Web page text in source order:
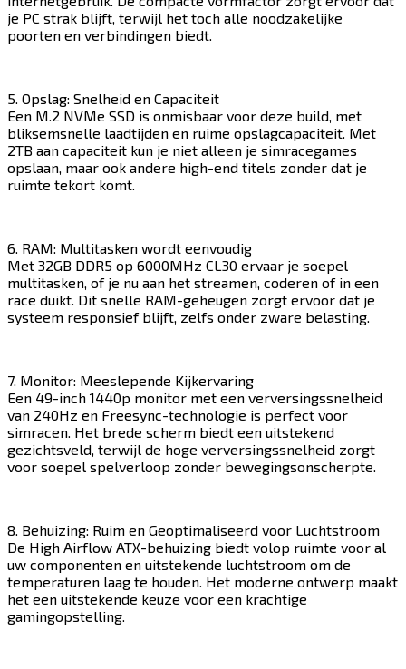
je PC strak blijft, terwijl het toch alle noodzakelijke
poorten en verbindingen biedt.​​​​‌ ‍ ​‍​‍‌‍ ‌ ​‍‌‍‍‌‌‍‌ ‌‍‍‌‌‍ ‍​‍​‍​ ‍‍​‍​‍‌ ​ ‌‍​‌‌‍ ‍‌‍‍‌‌ ‌​‌ ‍‌​‍ ‍‌‍‍‌‌‍ ​‍​‍​‍ ​​‍​‍‌‍‍​‌ ​‍‌‍‌‌‌‍‌‍​‍​‍​ ‍‍​‍​‍​‍ ‌‍​‌‌‍‌​‌‍ ‌‌‍‍‌‌‍ ‍​‍ ‌‍‍‌‌‍ ‍‌ ‌​‌‍‌‌‌‍ ‍‌ ‌​​‍ ‌‍‌‌‌‍‌​‌‍‍‌‌ ‌​​‍ ‌‍ ‌‌‍ ‌‍‌​‌‍‌‌​ ‌‌ ​​‌ ​‍‌‍‌‌‌ ​ ‌‍‌‌‌‍ ‍‌ ‌​‌‍​‌‌ ‌​‌‍‍‌‌‍ ‌‍ ‍​ ‍ ‌‍‍‌‌‍‌​​ ‌​ ‌​​ ​​​ ​‍​ ‍​‌‍​ ​ ‌‍​ ‌‍‌‍​‍​‍ ‌‌‍​‌​ ‌‌​ ‌ ‌‍‌‌​‍ ‌​ ‌​​ ‌‍​ ‌‍​ ​‌​‍ ‌​ ‍​‌‍​‍​ ‍‌​ ‍​​‍ ‌‌‍​‍​ ‍​​ ‍​‌‍‌‍​ ​ ​ ​​​ ​​​ ‍​​ ‌​​ ​​‌‍​ ​ ‍​​ ‍ ‌ ‌​‌ ‍‌‌ ​​‌‍‌‌​ ‌‌‍​‍‌ ‌‌‌‍‍‌‌‍ ​‌‍‌​​ ‍ ‌ ​​‌‍​‌‌ ‌​‌‍‍​​ ‌‌‍‍‌​ ​‌​ ‍​‌‍ ‍‌‌ ‌‍ ​‌‍ ‌‍ ‍‌‍‌ ‌‌ ‌‍‌​‌‍‌‌‌ ​ ‌‍​ ​‍‌‌​ ‌‌‌​​‍‌‌ ‌‍‍ ‌‍‌‌‌ ‍‌​‍‌‌​ ​ ‌​‌​​‍‌‌​ ​ ‌​‌​​‍‌‌​ ​‍​ ​‍‌‍ ‍‌‍ ​​‍‌‌​ ​‍​ ​‍​‍‌‌​ ‌‌‌​‌​​‍ ‍‌ ‌‍‌‍​‌‌‍ ​‌ ‌‌‌‍‌‌​‍‌‌​ ‌‌‌​​‍‌‌ ‌‍‍ ‌‍‌‌‌ ‍‌​‍‌‌​ ​ ‌​‌​​‍‌‌​ ​ ‌​‌​​‍‌‌​ ​‍​ ​‍‌‍‌‍​ ​‍‌‍​‌‌‍‌‍​ ‌ ​ ​‌‌‍‌​​ ​ ​ ‌‌‌‍​‌​ ‍‌​ ‍‌​‍‌‌​ ​‍​ ​‍​‍‌‌​ ‌‌‌​‌​​‍ ‍‌‍​ ‌‍‍​‌‍‍‌‌‍ ​‌‍‌​‌ ​‍‌‍‌‌‌‍ ‍​‍‌‌​ ‌‌‌​​‍‌‌ ‌‍‍ ‌‍‌‌‌ ‍‌​‍‌‌​ ​ ‌​‌​​‍‌‌​ ​ ‌​‌​​‍‌‌​ ​‍​ ​‍​ ​​​ ‌‌​ ‌​​ ​‌​ ‌‍‌‍‌‍​ ​‍‌‍‌‍‌‍​‍​ ​‌​ ‌ ‌‍‌​​‍‌‌​ ​‍​ ​‍​‍‌‌​ ‌‌‌​‌​​‍ ‍‌ ‌​‌‍‌‌‌ ‍​‌ ‌​​ ‌‍​‍‌‍​‌‌ ​ ‌‍‌‌‌‌‌‌‌ ​‍‌‍ ​​ ‌​‍‌‌​ ​‍‌​‌‍‌‍​‌‌‍‌​‌‍ ‌‌‍‍‌‌‍ ‍​‍‌‍‌‍‍‌‌‍‌​​ ‌​ ‌​​ ​​​ ​‍​ ‍​‌‍​ ​ ‌‍​ ‌‍‌‍​‍​‍ ‌‌‍​‌​ ‌‌​ ‌ ‌‍‌‌​‍ ‌​ ‌​​ ‌‍​ ‌‍​ ​‌​‍ ‌​ ‍​‌‍​‍​ ‍‌​ ‍​​‍ ‌‌‍​‍​ ‍​​ ‍​‌‍‌‍​ ​ ​ ​​​ ​​​ ‍​​ ‌​​ ​​‌‍​ ​ ‍​​‍‌‍‌ ‌​‌ ‍‌‌ ​​‌‍‌‌​ ‌‌‍​‍‌ ‌‌‌‍‍‌‌‍ ​‌‍‌​​‍‌‍‌ ​​‌‍​‌‌ ‌​‌‍‍​​ ‌‌‍‍‌​ ​‌​ ‍​‌‍ ‍‌‌ ‌‍ ​‌‍ ‌‍ ‍‌‍‌ ‌‌ ‌‍‌​‌‍‌‌‌ ​ ‌‍​ ​‍‌‌​ ‌‌‌​​‍‌‌ ‌‍‍ ‌‍‌‌‌ ‍‌​‍‌‌​ ​ ‌​‌​​‍‌‌​ ​ ‌​‌​​‍‌‌​ ​‍​ ​‍‌‍ ‍‌‍ ​​‍‌‌​ ​‍​ ​‍​‍‌‌​ ‌‌‌​‌​​‍ ‍‌ ‌‍‌‍​‌‌‍ ​‌ ‌‌‌‍‌‌​‍‌‌​ ‌‌‌​​‍‌‌ ‌‍‍ ‌‍‌‌‌ ‍‌​‍‌‌​ ​ ‌​‌​​‍‌‌​ ​ ‌​‌​​‍‌‌​ ​‍​ ​‍‌‍‌‍​ ​‍‌‍​‌‌‍‌‍​ ‌ ​ ​‌‌‍‌​​ ​ ​ ‌‌‌‍​‌​ ‍‌​ ‍‌​‍‌‌​ ​‍​ ​‍​‍‌‌​ ‌‌‌​‌​​‍ ‍‌‍​ ‌‍‍​‌‍‍‌‌‍ ​‌‍‌​‌ ​‍‌‍‌‌‌‍ ‍​‍‌‌​ ‌‌‌​​‍‌‌ ‌‍‍ ‌‍‌‌‌ ‍‌​‍‌‌​ ​ ‌​‌​​‍‌‌​ ​ ‌​‌​​‍‌‌​ ​‍​ ​‍​ ​​​ ‌‌​ ‌​​ ​‌​ ‌‍‌‍‌‍​ ​‍‌‍‌‍‌‍​‍​ ​‌​ ‌ ‌‍‌​​‍‌‌​ ​‍​ ​‍​‍‌‌​ ‌‌‌​‌​​‍ ‍‌ ‌​‌‍‌‌‌ ‍​‌ ‌​​‍‌‍‌ ​​‌‍‌‌‌ ​‍‌ ​ ‌ ​​‌‍‌‌‌‍​ ‌ ‌​‌‍‍‌‌ ‌‍‌‍‌‌​ ‌‌ ​​‌ ‌‌‌‍​‍‌‍ ​‌‍‍‌‌ ​ ‌‍‍​‌‍‌‌‌‍‌​​‍​‍‌ ‌
5. Opslag: Snelheid en Capaciteit
Een M.2 NVMe SSD is onmisbaar voor deze build, met
bliksemsnelle laadtijden en ruime opslagcapaciteit. Met
2TB aan capaciteit kun je niet alleen je simracegames
opslaan, maar ook andere high-end titels zonder dat je
ruimte tekort komt.​​​​‌ ‍ ​‍​‍‌‍ ‌ ​‍‌‍‍‌‌‍‌ ‌‍‍‌‌‍ ‍​‍​‍​ ‍‍​‍​‍‌ ​ ‌‍​‌‌‍ ‍‌‍‍‌‌ ‌​‌ ‍‌​‍ ‍‌‍‍‌‌‍ ​‍​‍​‍ ​​‍​‍‌‍‍​‌ ​‍‌‍‌‌‌‍‌‍​‍​‍​ ‍‍​‍​‍​‍ ‌‍​‌‌‍‌​‌‍ ‌‌‍‍‌‌‍ ‍​‍ ‌‍‍‌‌‍ ‍‌ ‌​‌‍‌‌‌‍ ‍‌ ‌​​‍ ‌‍‌‌‌‍‌​‌‍‍‌‌ ‌​​‍ ‌‍ ‌‌‍ ‌‍‌​‌‍‌‌​ ‌‌ ​​‌ ​‍‌‍‌‌‌ ​ ‌‍‌‌‌‍ ‍‌ ‌​‌‍​‌‌ ‌​‌‍‍‌‌‍ ‌‍ ‍​ ‍ ‌‍‍‌‌‍‌​​ ‌​ ‌​​ ​​​ ​‍​ ‍​‌‍​ ​ ‌‍​ ‌‍‌‍​‍​‍ ‌‌‍​‌​ ‌‌​ ‌ ‌‍‌‌​‍ ‌​ ‌​​ ‌‍​ ‌‍​ ​‌​‍ ‌​ ‍​‌‍​‍​ ‍‌​ ‍​​‍ ‌‌‍​‍​ ‍​​ ‍​‌‍‌‍​ ​ ​ ​​​ ​​​ ‍​​ ‌​​ ​​‌‍​ ​ ‍​​ ‍ ‌ ‌​‌ ‍‌‌ ​​‌‍‌‌​ ‌‌‍​‍‌ ‌‌‌‍‍‌‌‍ ​‌‍‌​​ ‍ ‌ ​​‌‍​‌‌ ‌​‌‍‍​​ ‌‌‍‍‌​ ​‌​ ‍​‌‍ ‍‌‌ ‌‍ ​‌‍ ‌‍ ‍‌‍‌ ‌‌ ‌‍‌​‌‍‌‌‌ ​ ‌‍​ ​‍‌‌​ ‌‌‌​​‍‌‌ ‌‍‍ ‌‍‌‌‌ ‍‌​‍‌‌​ ​ ‌​‌​​‍‌‌​ ​ ‌​‌​​‍‌‌​ ​‍​ ​‍‌‍ ‍‌‍ ​​‍‌‌​ ​‍​ ​‍​‍‌‌​ ‌‌‌​‌​​‍ ‍‌ ‌‍‌‍​‌‌‍ ​‌ ‌‌‌‍‌‌​‍‌‌​ ‌‌‌​​‍‌‌ ‌‍‍ ‌‍‌‌‌ ‍‌​‍‌‌​ ​ ‌​‌​​‍‌‌​ ​ ‌​‌​​‍‌‌​ ​‍​ ​‍​ ​‌‌‍‌‌​ ​​​ ‍​‌‍​ ‌‍‌‌​ ​​​ ‍​​ ​‍​ ‌ ​ ​‍​ ‌‍​‍‌‌​ ​‍​ ​‍​‍‌‌​ ‌‌‌​‌​​‍ ‍‌‍​ ‌‍‍​‌‍‍‌‌‍ ​‌‍‌​‌ ​‍‌‍‌‌‌‍ ‍​‍‌‌​ ‌‌‌​​‍‌‌ ‌‍‍ ‌‍‌‌‌ ‍‌​‍‌‌​ ​ ‌​‌​​‍‌‌​ ​ ‌​‌​​‍‌‌​ ​‍​ ​‍‌‍‌​‌‍​‍​ ‌‍​ ​‍‌‍‌‍​ ​‌‌‍‌‌​ ‌‍​ ​‌​ ‌​​ ‍​‌‍​‌​‍‌‌​ ​‍​ ​‍​‍‌‌​ ‌‌‌​‌​​‍ ‍‌ ‌​‌‍‌‌‌ ‍​‌ ‌​​ ‌‍​‍‌‍​‌‌ ​ ‌‍‌‌‌‌‌‌‌ ​‍‌‍ ​​ ‌​‍‌‌​ ​‍‌​‌‍‌‍​‌‌‍‌​‌‍ ‌‌‍‍‌‌‍ ‍​‍‌‍‌‍‍‌‌‍‌​​ ‌​ ‌​​ ​​​ ​‍​ ‍​‌‍​ ​ ‌‍​ ‌‍‌‍​‍​‍ ‌‌‍​‌​ ‌‌​ ‌ ‌‍‌‌​‍ ‌​ ‌​​ ‌‍​ ‌‍​ ​‌​‍ ‌​ ‍​‌‍​‍​ ‍‌​ ‍​​‍ ‌‌‍​‍​ ‍​​ ‍​‌‍‌‍​ ​ ​ ​​​ ​​​ ‍​​ ‌​​ ​​‌‍​ ​ ‍​​‍‌‍‌ ‌​‌ ‍‌‌ ​​‌‍‌‌​ ‌‌‍​‍‌ ‌‌‌‍‍‌‌‍ ​‌‍‌​​‍‌‍‌ ​​‌‍​‌‌ ‌​‌‍‍​​ ‌‌‍‍‌​ ​‌​ ‍​‌‍ ‍‌‌ ‌‍ ​‌‍ ‌‍ ‍‌‍‌ ‌‌ ‌‍‌​‌‍‌‌‌ ​ ‌‍​ ​‍‌‌​ ‌‌‌​​‍‌‌ ‌‍‍ ‌‍‌‌‌ ‍‌​‍‌‌​ ​ ‌​‌​​‍‌‌​ ​ ‌​‌​​‍‌‌​ ​‍​ ​‍‌‍ ‍‌‍ ​​‍‌‌​ ​‍​ ​‍​‍‌‌​ ‌‌‌​‌​​‍ ‍‌ ‌‍‌‍​‌‌‍ ​‌ ‌‌‌‍‌‌​‍‌‌​ ‌‌‌​​‍‌‌ ‌‍‍ ‌‍‌‌‌ ‍‌​‍‌‌​ ​ ‌​‌​​‍‌‌​ ​ ‌​‌​​‍‌‌​ ​‍​ ​‍​ ​‌‌‍‌‌​ ​​​ ‍​‌‍​ ‌‍‌‌​ ​​​ ‍​​ ​‍​ ‌ ​ ​‍​ ‌‍​‍‌‌​ ​‍​ ​‍​‍‌‌​ ‌‌‌​‌​​‍ ‍‌‍​ ‌‍‍​‌‍‍‌‌‍ ​‌‍‌​‌ ​‍‌‍‌‌‌‍ ‍​‍‌‌​ ‌‌‌​​‍‌‌ ‌‍‍ ‌‍‌‌‌ ‍‌​‍‌‌​ ​ ‌​‌​​‍‌‌​ ​ ‌​‌​​‍‌‌​ ​‍​ ​‍‌‍‌​‌‍​‍​ ‌‍​ ​‍‌‍‌‍​ ​‌‌‍‌‌​ ‌‍​ ​‌​ ‌​​ ‍​‌‍​‌​‍‌‌​ ​‍​ ​‍​‍‌‌​ ‌‌‌​‌​​‍ ‍‌ ‌​‌‍‌‌‌ ‍​‌ ‌​​‍‌‍‌ ​​‌‍‌‌‌ ​‍‌ ​ ‌ ​​‌‍‌‌‌‍​ ‌ ‌​‌‍‍‌‌ ‌‍‌‍‌‌​ ‌‌ ​​‌ ‌‌‌‍​‍‌‍ ​‌‍‍‌‌ ​ ‌‍‍​‌‍‌‌‌‍‌​​‍​‍‌ ‌
6. RAM: Multitasken wordt eenvoudig
Met 32GB DDR5 op 6000MHz CL30 ervaar je soepel
multitasken, of je nu aan het streamen, coderen of in een
race duikt. Dit snelle RAM-geheugen zorgt ervoor dat je
systeem responsief blijft, zelfs onder zware belasting.​​​​‌ ‍ ​‍​‍‌‍ ‌ ​‍‌‍‍‌‌‍‌ ‌‍‍‌‌‍ ‍​‍​‍​ ‍‍​‍​‍‌ ​ ‌‍​‌‌‍ ‍‌‍‍‌‌ ‌​‌ ‍‌​‍ ‍‌‍‍‌‌‍ ​‍​‍​‍ ​​‍​‍‌‍‍​‌ ​‍‌‍‌‌‌‍‌‍​‍​‍​ ‍‍​‍​‍​‍ ‌‍​‌‌‍‌​‌‍ ‌‌‍‍‌‌‍ ‍​‍ ‌‍‍‌‌‍ ‍‌ ‌​‌‍‌‌‌‍ ‍‌ ‌​​‍ ‌‍‌‌‌‍‌​‌‍‍‌‌ ‌​​‍ ‌‍ ‌‌‍ ‌‍‌​‌‍‌‌​ ‌‌ ​​‌ ​‍‌‍‌‌‌ ​ ‌‍‌‌‌‍ ‍‌ ‌​‌‍​‌‌ ‌​‌‍‍‌‌‍ ‌‍ ‍​ ‍ ‌‍‍‌‌‍‌​​ ‌​ ‌​​ ​​​ ​‍​ ‍​‌‍​ ​ ‌‍​ ‌‍‌‍​‍​‍ ‌‌‍​‌​ ‌‌​ ‌ ‌‍‌‌​‍ ‌​ ‌​​ ‌‍​ ‌‍​ ​‌​‍ ‌​ ‍​‌‍​‍​ ‍‌​ ‍​​‍ ‌‌‍​‍​ ‍​​ ‍​‌‍‌‍​ ​ ​ ​​​ ​​​ ‍​​ ‌​​ ​​‌‍​ ​ ‍​​ ‍ ‌ ‌​‌ ‍‌‌ ​​‌‍‌‌​ ‌‌‍​‍‌ ‌‌‌‍‍‌‌‍ ​‌‍‌​​ ‍ ‌ ​​‌‍​‌‌ ‌​‌‍‍​​ ‌‌‍‍‌​ ​‌​ ‍​‌‍ ‍‌‌ ‌‍ ​‌‍ ‌‍ ‍‌‍‌ ‌‌ ‌‍‌​‌‍‌‌‌ ​ ‌‍​ ​‍‌‌​ ‌‌‌​​‍‌‌ ‌‍‍ ‌‍‌‌‌ ‍‌​‍‌‌​ ​ ‌​‌​​‍‌‌​ ​ ‌​‌​​‍‌‌​ ​‍​ ​‍‌‍ ‍‌‍ ​​‍‌‌​ ​‍​ ​‍​‍‌‌​ ‌‌‌​‌​​‍ ‍‌ ‌‍‌‍​‌‌‍ ​‌ ‌‌‌‍‌‌​‍‌‌​ ‌‌‌​​‍‌‌ ‌‍‍ ‌‍‌‌‌ ‍‌​‍‌‌​ ​ ‌​‌​​‍‌‌​ ​ ‌​‌​​‍‌‌​ ​‍​ ​‍‌‍​‍‌‍‌‍‌‍​‌​ ‍​​ ‍​‌‍​ ‌‍​ ‌‍‌​​ ‌ ​ ​‌​ ‌‌‌‍​ ​‍‌‌​ ​‍​ ​‍​‍‌‌​ ‌‌‌​‌​​‍ ‍‌‍​ ‌‍‍​‌‍‍‌‌‍ ​‌‍‌​‌ ​‍‌‍‌‌‌‍ ‍​‍‌‌​ ‌‌‌​​‍‌‌ ‌‍‍ ‌‍‌‌‌ ‍‌​‍‌‌​ ​ ‌​‌​​‍‌‌​ ​ ‌​‌​​‍‌‌​ ​‍​ ​‍‌‍​ ​ ​ ​ ​‍‌‍‌‌​ ‌‌‌‍​‌​ ‌‍‌‍‌‌‌‍‌‌​ ​​​ ‍‌​ ‌​​‍‌‌​ ​‍​ ​‍​‍‌‌​ ‌‌‌​‌​​‍ ‍‌ ‌​‌‍‌‌‌ ‍​‌ ‌​​ ‌‍​‍‌‍​‌‌ ​ ‌‍‌‌‌‌‌‌‌ ​‍‌‍ ​​ ‌​‍‌‌​ ​‍‌​‌‍‌‍​‌‌‍‌​‌‍ ‌‌‍‍‌‌‍ ‍​‍‌‍‌‍‍‌‌‍‌​​ ‌​ ‌​​ ​​​ ​‍​ ‍​‌‍​ ​ ‌‍​ ‌‍‌‍​‍​‍ ‌‌‍​‌​ ‌‌​ ‌ ‌‍‌‌​‍ ‌​ ‌​​ ‌‍​ ‌‍​ ​‌​‍ ‌​ ‍​‌‍​‍​ ‍‌​ ‍​​‍ ‌‌‍​‍​ ‍​​ ‍​‌‍‌‍​ ​ ​ ​​​ ​​​ ‍​​ ‌​​ ​​‌‍​ ​ ‍​​‍‌‍‌ ‌​‌ ‍‌‌ ​​‌‍‌‌​ ‌‌‍​‍‌ ‌‌‌‍‍‌‌‍ ​‌‍‌​​‍‌‍‌ ​​‌‍​‌‌ ‌​‌‍‍​​ ‌‌‍‍‌​ ​‌​ ‍​‌‍ ‍‌‌ ‌‍ ​‌‍ ‌‍ ‍‌‍‌ ‌‌ ‌‍‌​‌‍‌‌‌ ​ ‌‍​ ​‍‌‌​ ‌‌‌​​‍‌‌ ‌‍‍ ‌‍‌‌‌ ‍‌​‍‌‌​ ​ ‌​‌​​‍‌‌​ ​ ‌​‌​​‍‌‌​ ​‍​ ​‍‌‍ ‍‌‍ ​​‍‌‌​ ​‍​ ​‍​‍‌‌​ ‌‌‌​‌​​‍ ‍‌ ‌‍‌‍​‌‌‍ ​‌ ‌‌‌‍‌‌​‍‌‌​ ‌‌‌​​‍‌‌ ‌‍‍ ‌‍‌‌‌ ‍‌​‍‌‌​ ​ ‌​‌​​‍‌‌​ ​ ‌​‌​​‍‌‌​ ​‍​ ​‍‌‍​‍‌‍‌‍‌‍​‌​ ‍​​ ‍​‌‍​ ‌‍​ ‌‍‌​​ ‌ ​ ​‌​ ‌‌‌‍​ ​‍‌‌​ ​‍​ ​‍​‍‌‌​ ‌‌‌​‌​​‍ ‍‌‍​ ‌‍‍​‌‍‍‌‌‍ ​‌‍‌​‌ ​‍‌‍‌‌‌‍ ‍​‍‌‌​ ‌‌‌​​‍‌‌ ‌‍‍ ‌‍‌‌‌ ‍‌​‍‌‌​ ​ ‌​‌​​‍‌‌​ ​ ‌​‌​​‍‌‌​ ​‍​ ​‍‌‍​ ​ ​ ​ ​‍‌‍‌‌​ ‌‌‌‍​‌​ ‌‍‌‍‌‌‌‍‌‌​ ​​​ ‍‌​ ‌​​‍‌‌​ ​‍​ ​‍​‍‌‌​ ‌‌‌​‌​​‍ ‍‌ ‌​‌‍‌‌‌ ‍​‌ ‌​​‍‌‍‌ ​​‌‍‌‌‌ ​‍‌ ​ ‌ ​​‌‍‌‌‌‍​ ‌ ‌​‌‍‍‌‌ ‌‍‌‍‌‌​ ‌‌ ​​‌ ‌‌‌‍​‍‌‍ ​‌‍‍‌‌ ​ ‌‍‍​‌‍‌‌‌‍‌​​‍​‍‌ ‌
7. Monitor: Meeslepende Kijkervaring
Een 49-inch 1440p monitor met een verversingssnelheid
van 240Hz en Freesync-technologie is perfect voor
simracen. Het brede scherm biedt een uitstekend
gezichtsveld, terwijl de hoge verversingssnelheid zorgt
voor soepel spelverloop zonder bewegingsonscherpte.​​​​‌ ‍ ​‍​‍‌‍ ‌ ​‍‌‍‍‌‌‍‌ ‌‍‍‌‌‍ ‍​‍​‍​ ‍‍​‍​‍‌ ​ ‌‍​‌‌‍ ‍‌‍‍‌‌ ‌​‌ ‍‌​‍ ‍‌‍‍‌‌‍ ​‍​‍​‍ ​​‍​‍‌‍‍​‌ ​‍‌‍‌‌‌‍‌‍​‍​‍​ ‍‍​‍​‍​‍ ‌‍​‌‌‍‌​‌‍ ‌‌‍‍‌‌‍ ‍​‍ ‌‍‍‌‌‍ ‍‌ ‌​‌‍‌‌‌‍ ‍‌ ‌​​‍ ‌‍‌‌‌‍‌​‌‍‍‌‌ ‌​​‍ ‌‍ ‌‌‍ ‌‍‌​‌‍‌‌​ ‌‌ ​​‌ ​‍‌‍‌‌‌ ​ ‌‍‌‌‌‍ ‍‌ ‌​‌‍​‌‌ ‌​‌‍‍‌‌‍ ‌‍ ‍​ ‍ ‌‍‍‌‌‍‌​​ ‌​ ‌​​ ​​​ ​‍​ ‍​‌‍​ ​ ‌‍​ ‌‍‌‍​‍​‍ ‌‌‍​‌​ ‌‌​ ‌ ‌‍‌‌​‍ ‌​ ‌​​ ‌‍​ ‌‍​ ​‌​‍ ‌​ ‍​‌‍​‍​ ‍‌​ ‍​​‍ ‌‌‍​‍​ ‍​​ ‍​‌‍‌‍​ ​ ​ ​​​ ​​​ ‍​​ ‌​​ ​​‌‍​ ​ ‍​​ ‍ ‌ ‌​‌ ‍‌‌ ​​‌‍‌‌​ ‌‌‍​‍‌ ‌‌‌‍‍‌‌‍ ​‌‍‌​​ ‍ ‌ ​​‌‍​‌‌ ‌​‌‍‍​​ ‌‌‍‍‌​ ​‌​ ‍​‌‍ ‍‌‌ ‌‍ ​‌‍ ‌‍ ‍‌‍‌ ‌‌ ‌‍‌​‌‍‌‌‌ ​ ‌‍​ ​‍‌‌​ ‌‌‌​​‍‌‌ ‌‍‍ ‌‍‌‌‌ ‍‌​‍‌‌​ ​ ‌​‌​​‍‌‌​ ​ ‌​‌​​‍‌‌​ ​‍​ ​‍‌‍ ‍‌‍ ​​‍‌‌​ ​‍​ ​‍​‍‌‌​ ‌‌‌​‌​​‍ ‍‌ ‌‍‌‍​‌‌‍ ​‌ ‌‌‌‍‌‌​‍‌‌​ ‌‌‌​​‍‌‌ ‌‍‍ ‌‍‌‌‌ ‍‌​‍‌‌​ ​ ‌​‌​​‍‌‌​ ​ ‌​‌​​‍‌‌​ ​‍​ ​‍​ ‌ ‌‍​‍​ ​‌‌‍‌‍​ ​ ​ ‌ ​ ‌‍​ ‌‍‌‍‌‌​ ‌ ​ ​‌​ ​‌​‍‌‌​ ​‍​ ​‍​‍‌‌​ ‌‌‌​‌​​‍ ‍‌‍​ ‌‍‍​‌‍‍‌‌‍ ​‌‍‌​‌ ​‍‌‍‌‌‌‍ ‍​‍‌‌​ ‌‌‌​​‍‌‌ ‌‍‍ ‌‍‌‌‌ ‍‌​‍‌‌​ ​ ‌​‌​​‍‌‌​ ​ ‌​‌​​‍‌‌​ ​‍​ ​‍​ ​‍‌‍‌‍‌‍‌‍‌‍​‌‌‍‌‌​ ‍​​ ‌ ​ ‌​​ ‌‌​ ​‌​ ​ ‌‍‌‍​‍‌‌​ ​‍​ ​‍​‍‌‌​ ‌‌‌​‌​​‍ ‍‌ ‌​‌‍‌‌‌ ‍​‌ ‌​​ ‌‍​‍‌‍​‌‌ ​ ‌‍‌‌‌‌‌‌‌ ​‍‌‍ ​​ ‌​‍‌‌​ ​‍‌​‌‍‌‍​‌‌‍‌​‌‍ ‌‌‍‍‌‌‍ ‍​‍‌‍‌‍‍‌‌‍‌​​ ‌​ ‌​​ ​​​ ​‍​ ‍​‌‍​ ​ ‌‍​ ‌‍‌‍​‍​‍ ‌‌‍​‌​ ‌‌​ ‌ ‌‍‌‌​‍ ‌​ ‌​​ ‌‍​ ‌‍​ ​‌​‍ ‌​ ‍​‌‍​‍​ ‍‌​ ‍​​‍ ‌‌‍​‍​ ‍​​ ‍​‌‍‌‍​ ​ ​ ​​​ ​​​ ‍​​ ‌​​ ​​‌‍​ ​ ‍​​‍‌‍‌ ‌​‌ ‍‌‌ ​​‌‍‌‌​ ‌‌‍​‍‌ ‌‌‌‍‍‌‌‍ ​‌‍‌​​‍‌‍‌ ​​‌‍​‌‌ ‌​‌‍‍​​ ‌‌‍‍‌​ ​‌​ ‍​‌‍ ‍‌‌ ‌‍ ​‌‍ ‌‍ ‍‌‍‌ ‌‌ ‌‍‌​‌‍‌‌‌ ​ ‌‍​ ​‍‌‌​ ‌‌‌​​‍‌‌ ‌‍‍ ‌‍‌‌‌ ‍‌​‍‌‌​ ​ ‌​‌​​‍‌‌​ ​ ‌​‌​​‍‌‌​ ​‍​ ​‍‌‍ ‍‌‍ ​​‍‌‌​ ​‍​ ​‍​‍‌‌​ ‌‌‌​‌​​‍ ‍‌ ‌‍‌‍​‌‌‍ ​‌ ‌‌‌‍‌‌​‍‌‌​ ‌‌‌​​‍‌‌ ‌‍‍ ‌‍‌‌‌ ‍‌​‍‌‌​ ​ ‌​‌​​‍‌‌​ ​ ‌​‌​​‍‌‌​ ​‍​ ​‍​ ‌ ‌‍​‍​ ​‌‌‍‌‍​ ​ ​ ‌ ​ ‌‍​ ‌‍‌‍‌‌​ ‌ ​ ​‌​ ​‌​‍‌‌​ ​‍​ ​‍​‍‌‌​ ‌‌‌​‌​​‍ ‍‌‍​ ‌‍‍​‌‍‍‌‌‍ ​‌‍‌​‌ ​‍‌‍‌‌‌‍ ‍​‍‌‌​ ‌‌‌​​‍‌‌ ‌‍‍ ‌‍‌‌‌ ‍‌​‍‌‌​ ​ ‌​‌​​‍‌‌​ ​ ‌​‌​​‍‌‌​ ​‍​ ​‍​ ​‍‌‍‌‍‌‍‌‍‌‍​‌‌‍‌‌​ ‍​​ ‌ ​ ‌​​ ‌‌​ ​‌​ ​ ‌‍‌‍​‍‌‌​ ​‍​ ​‍​‍‌‌​ ‌‌‌​‌​​‍ ‍‌ ‌​‌‍‌‌‌ ‍​‌ ‌​​‍‌‍‌ ​​‌‍‌‌‌ ​‍‌ ​ ‌ ​​‌‍‌‌‌‍​ ‌ ‌​‌‍‍‌‌ ‌‍‌‍‌‌​ ‌‌ ​​‌ ‌‌‌‍​‍‌‍ ​‌‍‍‌‌ ​ ‌‍‍​‌‍‌‌‌‍‌​​‍​‍‌ ‌
8. Behuizing: Ruim en Geoptimaliseerd voor Luchtstroom
De High Airflow ATX-behuizing biedt volop ruimte voor al
uw componenten en uitstekende luchtstroom om de
temperaturen laag te houden. Het moderne ontwerp maakt
het een uitstekende keuze voor een krachtige
gamingopstelling.​​​​‌ ‍ ​‍​‍‌‍ ‌ ​‍‌‍‍‌‌‍‌ ‌‍‍‌‌‍ ‍​‍​‍​ ‍‍​‍​‍‌ ​ ‌‍​‌‌‍ ‍‌‍‍‌‌ ‌​‌ ‍‌​‍ ‍‌‍‍‌‌‍ ​‍​‍​‍ ​​‍​‍‌‍‍​‌ ​‍‌‍‌‌‌‍‌‍​‍​‍​ ‍‍​‍​‍​‍ ‌‍​‌‌‍‌​‌‍ ‌‌‍‍‌‌‍ ‍​‍ ‌‍‍‌‌‍ ‍‌ ‌​‌‍‌‌‌‍ ‍‌ ‌​​‍ ‌‍‌‌‌‍‌​‌‍‍‌‌ ‌​​‍ ‌‍ ‌‌‍ ‌‍‌​‌‍‌‌​ ‌‌ ​​‌ ​‍‌‍‌‌‌ ​ ‌‍‌‌‌‍ ‍‌ ‌​‌‍​‌‌ ‌​‌‍‍‌‌‍ ‌‍ ‍​ ‍ ‌‍‍‌‌‍‌​​ ‌​ ‌​​ ​​​ ​‍​ ‍​‌‍​ ​ ‌‍​ ‌‍‌‍​‍​‍ ‌‌‍​‌​ ‌‌​ ‌ ‌‍‌‌​‍ ‌​ ‌​​ ‌‍​ ‌‍​ ​‌​‍ ‌​ ‍​‌‍​‍​ ‍‌​ ‍​​‍ ‌‌‍​‍​ ‍​​ ‍​‌‍‌‍​ ​ ​ ​​​ ​​​ ‍​​ ‌​​ ​​‌‍​ ​ ‍​​ ‍ ‌ ‌​‌ ‍‌‌ ​​‌‍‌‌​ ‌‌‍​‍‌ ‌‌‌‍‍‌‌‍ ​‌‍‌​​ ‍ ‌ ​​‌‍​‌‌ ‌​‌‍‍​​ ‌‌‍‍‌​ ​‌​ ‍​‌‍ ‍‌‌ ‌‍ ​‌‍ ‌‍ ‍‌‍‌ ‌‌ ‌‍‌​‌‍‌‌‌ ​ ‌‍​ ​‍‌‌​ ‌‌‌​​‍‌‌ ‌‍‍ ‌‍‌‌‌ ‍‌​‍‌‌​ ​ ‌​‌​​‍‌‌​ ​ ‌​‌​​‍‌‌​ ​‍​ ​‍‌‍ ‍‌‍ ​​‍‌‌​ ​‍​ ​‍​‍‌‌​ ‌‌‌​‌​​‍ ‍‌ ‌‍‌‍​‌‌‍ ​‌ ‌‌‌‍‌‌​‍‌‌​ ‌‌‌​​‍‌‌ ‌‍‍ ‌‍‌‌‌ ‍‌​‍‌‌​ ​ ‌​‌​​‍‌‌​ ​ ‌​‌​​‍‌‌​ ​‍​ ​‍​ ‍‌​ ​ ​ ​ ‌‍‌‌‌‍‌‌​ ‍​​ ​‌​ ‍‌​ ‌​​ ‌ ​ ‌ ‌‍‌‌​‍‌‌​ ​‍​ ​‍​‍‌‌​ ‌‌‌​‌​​‍ ‍‌‍​ ‌‍‍​‌‍‍‌‌‍ ​‌‍‌​‌ ​‍‌‍‌‌‌‍ ‍​‍‌‌​ ‌‌‌​​‍‌‌ ‌‍‍ ‌‍‌‌‌ ‍‌​‍‌‌​ ​ ‌​‌​​‍‌‌​ ​ ‌​‌​​‍‌‌​ ​‍​ ​‍​ ​‍​ ‌‍​ ​‍​ ‍‌​ ​ ​ ‌‍​ ‍‌​ ​ ​ ‌‌​ ​‌​ ‍‌‌‍​‍​‍‌‌​ ​‍​ ​‍​‍‌‌​ ‌‌‌​‌​​‍ ‍‌ ‌​‌‍‌‌‌ ‍​‌ ‌​​ ‌‍​‍‌‍​‌‌ ​ ‌‍‌‌‌‌‌‌‌ ​‍‌‍ ​​ ‌​‍‌‌​ ​‍‌​‌‍‌‍​‌‌‍‌​‌‍ ‌‌‍‍‌‌‍ ‍​‍‌‍‌‍‍‌‌‍‌​​ ‌​ ‌​​ ​​​ ​‍​ ‍​‌‍​ ​ ‌‍​ ‌‍‌‍​‍​‍ ‌‌‍​‌​ ‌‌​ ‌ ‌‍‌‌​‍ ‌​ ‌​​ ‌‍​ ‌‍​ ​‌​‍ ‌​ ‍​‌‍​‍​ ‍‌​ ‍​​‍ ‌‌‍​‍​ ‍​​ ‍​‌‍‌‍​ ​ ​ ​​​ ​​​ ‍​​ ‌​​ ​​‌‍​ ​ ‍​​‍‌‍‌ ‌​‌ ‍‌‌ ​​‌‍‌‌​ ‌‌‍​‍‌ ‌‌‌‍‍‌‌‍ ​‌‍‌​​‍‌‍‌ ​​‌‍​‌‌ ‌​‌‍‍​​ ‌‌‍‍‌​ ​‌​ ‍​‌‍ ‍‌‌ ‌‍ ​‌‍ ‌‍ ‍‌‍‌ ‌‌ ‌‍‌​‌‍‌‌‌ ​ ‌‍​ ​‍‌‌​ ‌‌‌​​‍‌‌ ‌‍‍ ‌‍‌‌‌ ‍‌​‍‌‌​ ​ ‌​‌​​‍‌‌​ ​ ‌​‌​​‍‌‌​ ​‍​ ​‍‌‍ ‍‌‍ ​​‍‌‌​ ​‍​ ​‍​‍‌‌​ ‌‌‌​‌​​‍ ‍‌ ‌‍‌‍​‌‌‍ ​‌ ‌‌‌‍‌‌​‍‌‌​ ‌‌‌​​‍‌‌ ‌‍‍ ‌‍‌‌‌ ‍‌​‍‌‌​ ​ ‌​‌​​‍‌‌​ ​ ‌​‌​​‍‌‌​ ​‍​ ​‍​ ‍‌​ ​ ​ ​ ‌‍‌‌‌‍‌‌​ ‍​​ ​‌​ ‍‌​ ‌​​ ‌ ​ ‌ ‌‍‌‌​‍‌‌​ ​‍​ ​‍​‍‌‌​ ‌‌‌​‌​​‍ ‍‌‍​ ‌‍‍​‌‍‍‌‌‍ ​‌‍‌​‌ ​‍‌‍‌‌‌‍ ‍​‍‌‌​ ‌‌‌​​‍‌‌ ‌‍‍ ‌‍‌‌‌ ‍‌​‍‌‌​ ​ ‌​‌​​‍‌‌​ ​ ‌​‌​​‍‌‌​ ​‍​ ​‍​ ​‍​ ‌‍​ ​‍​ ‍‌​ ​ ​ ‌‍​ ‍‌​ ​ ​ ‌‌​ ​‌​ ‍‌‌‍​‍​‍‌‌​ ​‍​ ​‍​‍‌‌​ ‌‌‌​‌​​‍ ‍‌ ‌​‌‍‌‌‌ ‍​‌ ‌​​‍‌‍‌ ​​‌‍‌‌‌ ​‍‌ ​ ‌ ​​‌‍‌‌‌‍​ ‌ ‌​‌‍‍‌‌ ‌‍‌‍‌‌​ ‌‌ ​​‌ ‌‌‌‍​‍‌‍ ​‌‍‍‌‌ ​ ‌‍‍​‌‍‌‌‌‍‌​​‍​‍‌ ‌